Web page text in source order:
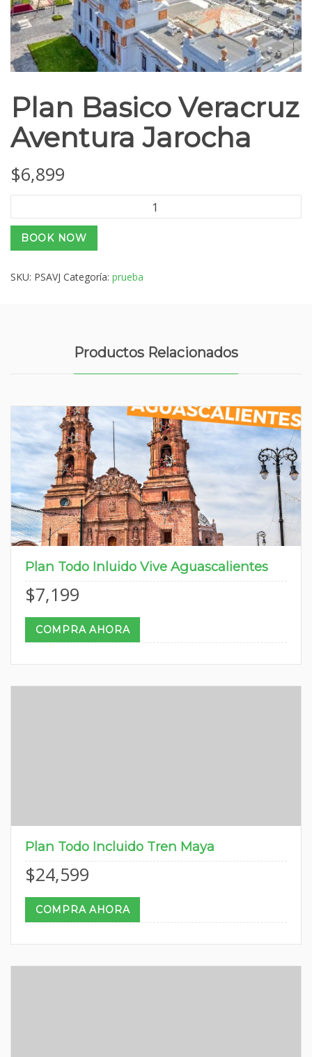
Plan Basico Veracruz
Aventura Jarocha
$6,899
Basico
Veracruz
Aventura
cantidad
BOOK NOW
SKU: PSAVJ Categoría: prueba
Productos Relacionados
Plan Todo Inluido Vive Aguascalientes
$7,199
COMPRA AHORA
Plan Todo Incluido Tren Maya
$24,599
COMPRA AHORA